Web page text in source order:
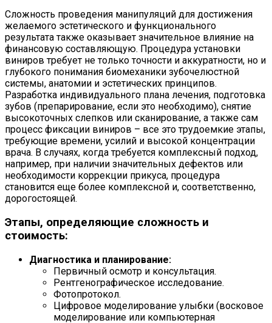
Сложность проведения манипуляций для достижения
желаемого эстетического и функционального
результата также оказывает значительное влияние на
финансовую составляющую. Процедура установки
виниров требует не только точности и аккуратности, но и
глубокого понимания биомеханики зубочелюстной
системы, анатомии и эстетических принципов.
Разработка индивидуального плана лечения, подготовка
зубов (препарирование, если это необходимо), снятие
высокоточных слепков или сканирование, а также сам
процесс фиксации виниров – все это трудоемкие этапы,
требующие времени, усилий и высокой концентрации
врача. В случаях, когда требуется комплексный подход,
например, при наличии значительных дефектов или
необходимости коррекции прикуса, процедура
становится еще более комплексной и, соответственно,
дорогостоящей.
Этапы, определяющие сложность и
стоимость:
Диагностика и планирование:
Первичный осмотр и консультация.
Рентгенографическое исследование.
Фотопротокол.
Цифровое моделирование улыбки (восковое
моделирование или компьютерная